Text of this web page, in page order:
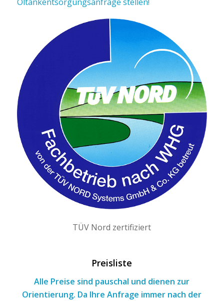
TÜV Nord zertifiziert
Preisliste
Alle Preise sind pauschal und dienen zur
Orientierung. Da Ihre Anfrage immer nach der